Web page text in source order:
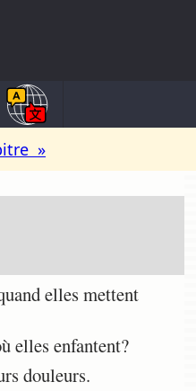
»
elles mettent
elles enfantent?
douleurs.